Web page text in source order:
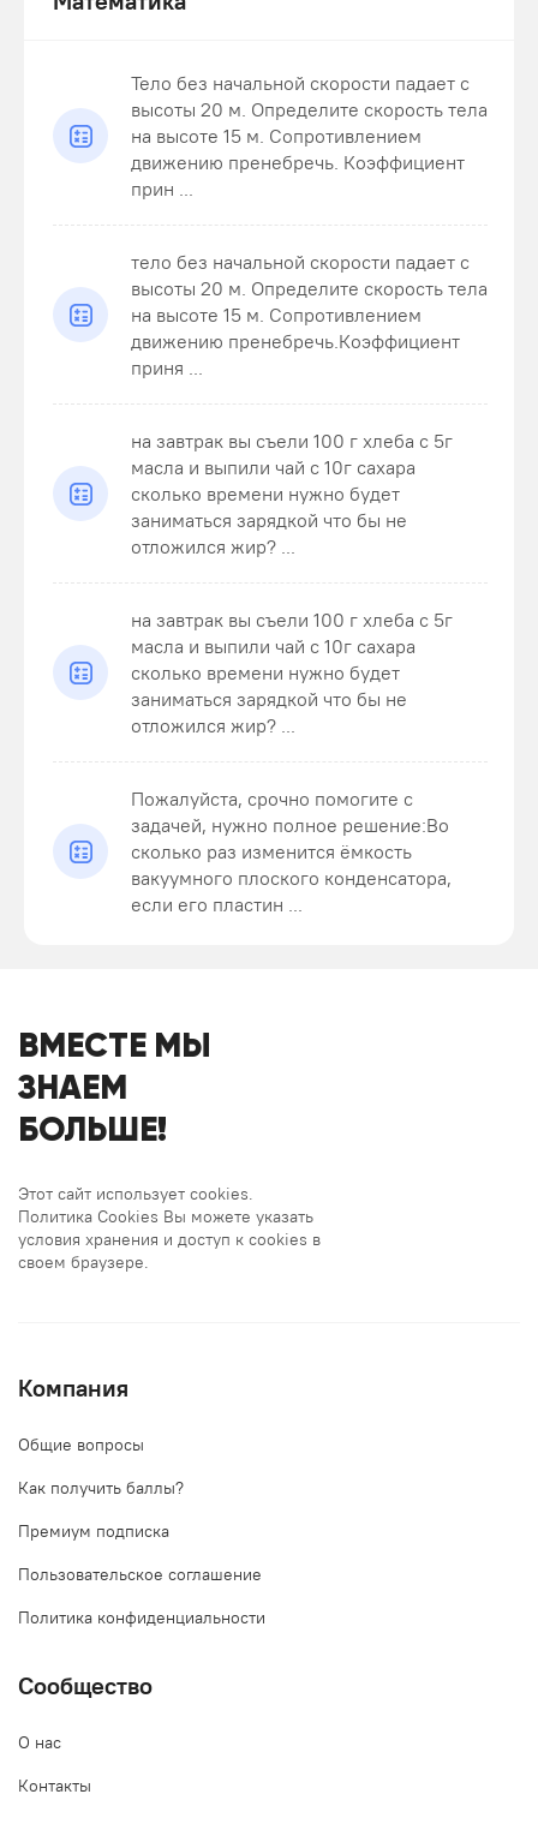
Тело без начальной скорости падает с
высоты 20 м. Определите скорость тела
на высоте 15 м. Сопротивлением
движению пренебречь. Коэффициент
прин ...
тело без начальной скорости падает с
высоты 20 м. Определите скорость тела
на высоте 15 м. Сопротивлением
движению пренебречь.Коэффициент
приня ...
на завтрак вы съели 100 г хлеба с 5г
масла и выпили чай с 10г сахара
сколько времени нужно будет
заниматься зарядкой что бы не
отложился жир? ...
на завтрак вы съели 100 г хлеба с 5г
масла и выпили чай с 10г сахара
сколько времени нужно будет
заниматься зарядкой что бы не
отложился жир? ...
Пожалуйста, срочно помогите с
задачей, нужно полное решение:Во
сколько раз изменится ёмкость
вакуумного плоского конденсатора,
если его пластин ...
ВМЕСТЕ МЫ
ЗНАЕМ
БОЛЬШЕ!
Этот сайт использует cookies.
Политика Cookies Вы можете указать
условия хранения и доступ к cookies в
своем браузере.
Компания
Общие вопросы
Как получить баллы?
Премиум подписка
Пользовательское соглашение
Политика конфиденциальности
Сообщество
О нас
Контакты